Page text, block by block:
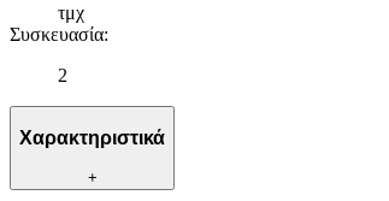
τμχ
Συσκευασία:
2
Χαρακτηριστικά
+